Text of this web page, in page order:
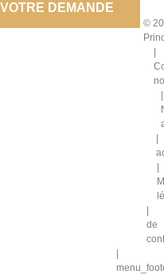
DEMANDE
©
de